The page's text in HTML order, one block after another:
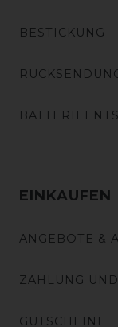
BESTICKUNG
EINKAUFEN
ANGEBOTE &
ZAHLUNG
GUTSCHEINE